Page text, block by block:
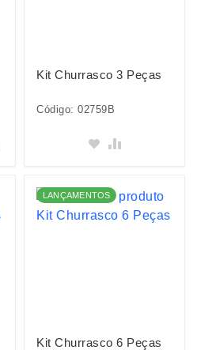
Kit Churrasco 3 Peças
Código: 02759B
LANÇAMENTOS
Kit Churrasco 6 Peças